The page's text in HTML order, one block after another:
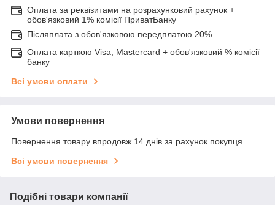
Оплата за реквізитами на розрахунковий рахунок +
обов'язковий 1% комісії ПриватБанку
Післяплата з обов'язковою передплатою 20%
Оплата карткою Visa, Mastercard + обов'язковий % комісії
банку
Всі умови оплати
Умови повернення
Повернення товару впродовж 14 днів за рахунок покупця
Всі умови повернення
Подібні товари компанії